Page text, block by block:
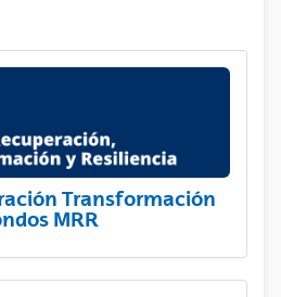
Transformación
MRR